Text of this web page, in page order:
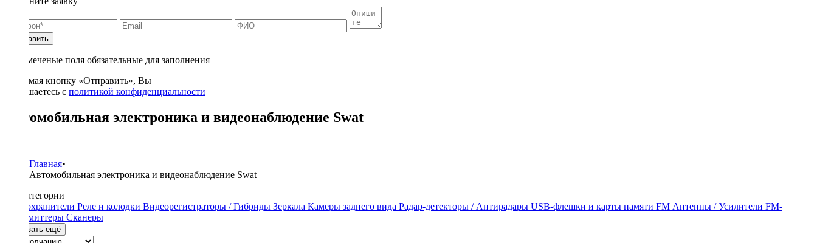
Отправить
* - отмеченые поля обязательные для заполнения
Нажимая кнопку «Отправить», Вы
соглашаетесь с политикой конфиденциальности
Автомобильная электроника и видеонаблюдение Swat
Главная•
Автомобильная электроника и видеонаблюдение Swat
Подкатегории
Предохранители Реле и колодки Видеорегистраторы / Гибриды Зеркала Камеры заднего вида Радар-детекторы / Антирадары USB-флешки и карты памяти FM Антенны / Усилители FM-
трансмиттеры Сканеры
Показать ещё